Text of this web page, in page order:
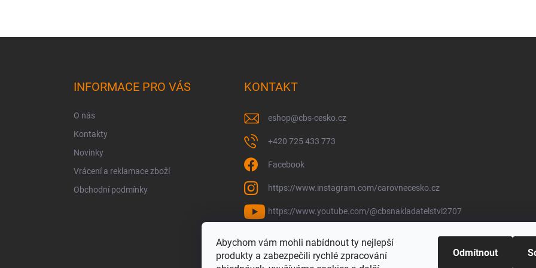
Abychom vám mohli nabídnout ty nejlepší
produkty a zabezpečili rychlé zpracování
Odmítnout
INFORMACE PRO VÁS
O nás
Kontakty
Novinky
Vrácení a reklamace zboží
Obchodní podmínky
KONTAKT
eshop@cbs-cesko.cz
+420 725 433 773
Facebook
https://www.instagram.com/carovnecesko.cz
https://www.youtube.com/@cbsnakladatelstvi2707